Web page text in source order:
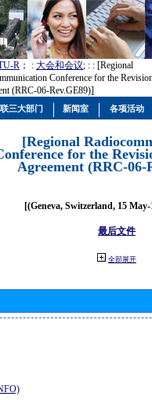
R ； : 大会和会议; : : [Regional
Conference for the
(RRC-06-Rev.GE89)]
[Regional
for the
Agreement (RRC-06-
[(Geneva, Switzerland, 15
最后文件
全部展开
三大部门 新闻室 各项活动